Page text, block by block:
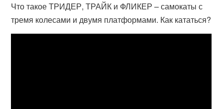
Что такое ТРИДЕР, ТРАЙК и ФЛИКЕР – самокаты с
тремя колесами и двумя платформами. Как кататься?